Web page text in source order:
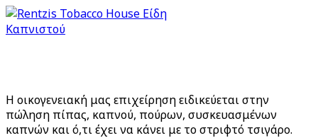
Είστε άνω των 18;
Η οικογενειακή μας επιχείρηση ειδικεύεται στην
πώληση πίπας, καπνού, πούρων, συσκευασμένων
καπνών και ό,τι έχει να κάνει με το στριφτό τσιγάρο.